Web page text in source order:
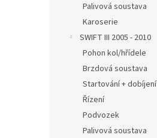
Palivová soustava
Karoserie
SWIFT III 2005 - 2010
Pohon kol/hřídele
Brzdová soustava
Startování + dobíjení
Řízení
Podvozek
Palivová soustava